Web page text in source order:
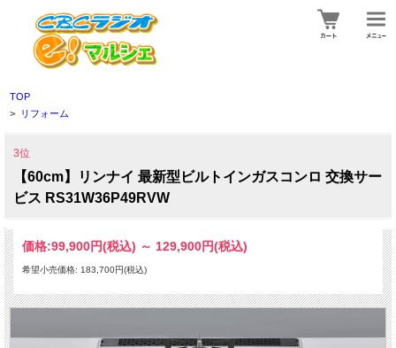
TOP
> リフォーム
3位
【60cm】リンナイ 最新型ビルトインガスコンロ 交換サー
ビス RS31W36P49RVW
価格:99,900円(税込) ～ 129,900円(税込)
希望小売価格: 183,700円(税込)